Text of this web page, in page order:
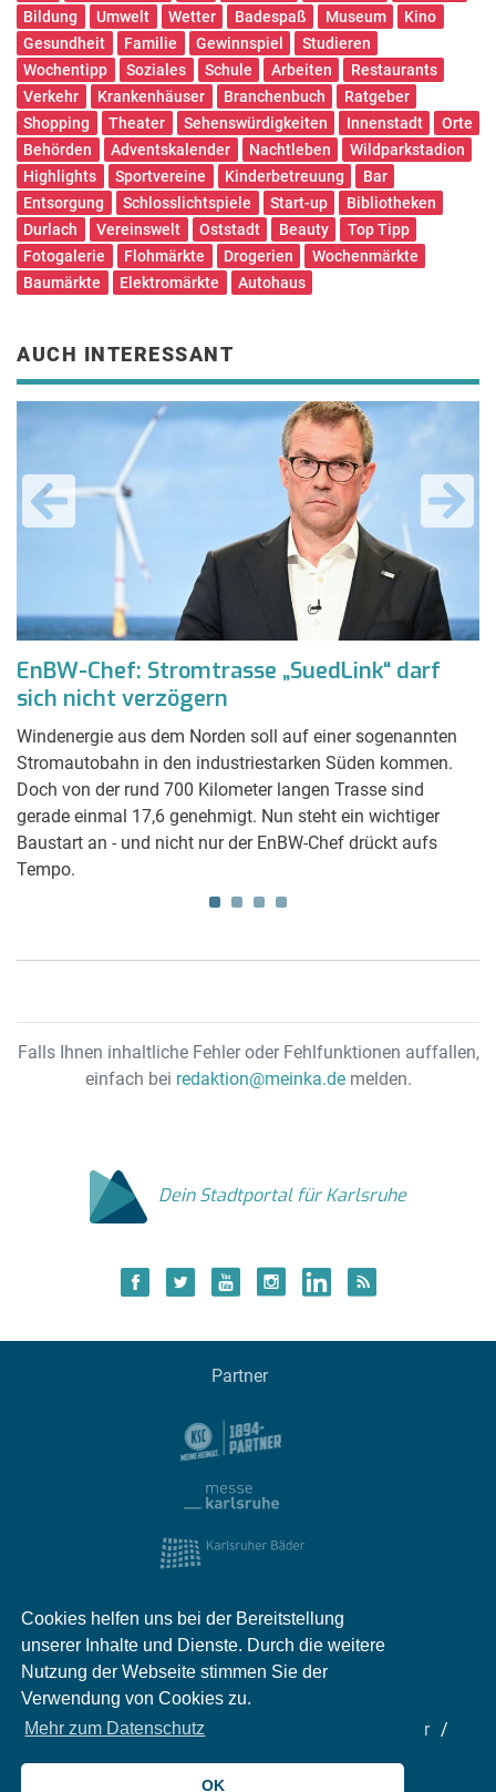
Cookies helfen uns bei der Bereitstellung
unserer Inhalte und Dienste. Durch die weitere
Nutzung der Webseite stimmen Sie der
Verwendung von Cookies zu.
Mehr zum Datenschutz
OK
Bildung
Umwelt Wetter Badespaß Museum
Kino
Gesundheit
Familie Gewinnspiel
Studieren
Wochentipp
Soziales Schule Arbeiten
Restaurants
Verkehr
Krankenhäuser Branchenbuch
Ratgeber
Shopping
Theater Sehenswürdigkeiten Innenstadt
Orte
Behörden
Adventskalender Nachtleben
Wildparkstadion
Highlights
Sportvereine Kinderbetreuung
Bar
Entsorgung
Schlosslichtspiele Start-up
Bibliotheken
Durlach
Vereinswelt Oststadt Beauty
Top Tipp
Fotogalerie
Flohmärkte Drogerien
Wochenmärkte
Baumärkte
Elektromärkte Autohaus
AUCH INTERESSANT
EnBW-Chef: Stromtrasse „SuedLink“ darf
sich nicht verzögern
Windenergie aus dem Norden soll auf einer sogenannten
Stromautobahn in den industriestarken Süden kommen.
Doch von der rund 700 Kilometer langen Trasse sind
gerade einmal 17,6 genehmigt. Nun steht ein wichtiger
Baustart an - und nicht nur der EnBW-Chef drückt aufs
Tempo.
Falls Ihnen inhaltliche Fehler oder Fehlfunktionen auffallen,
einfach bei redaktion@meinka.demelden.
Dein Stadtportal für Karlsruhe
Partner
Impressum Kontakt
Partner